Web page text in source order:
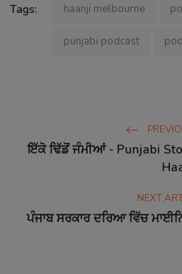
Tags: haanji melbourne
punjabi podcast
ਇੱਕੋ ਢਿੱਡੋਂ ਜੰਮੀਆਂ - Punjabi
NEXT
ਪੰਜਾਬ ਸਰਕਾਰ ਦਰਿਆ ਵਿੱਚ